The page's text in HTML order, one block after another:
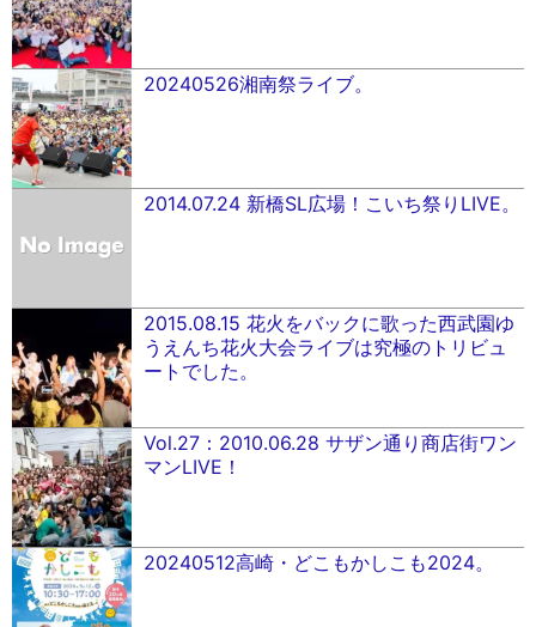
20240526湘南祭ライブ。
2014.07.24 新橋SL広場！こいち祭りLIVE。
2015.08.15 花火をバックに歌った西武園ゆ
うえんち花火大会ライブは究極のトリビュ
ートでした。
Vol.27：2010.06.28 サザン通り商店街ワン
マンLIVE！
20240512高崎・どこもかしこも2024。